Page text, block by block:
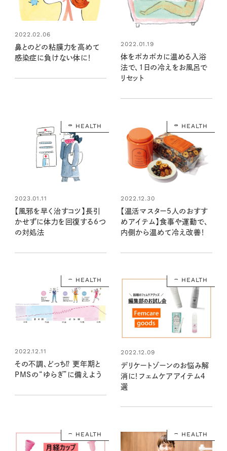
2022.02.06
鼻とのどの粘膜力を高めて
感染症に負けない体に！
2022.01.19
体をポカポカに温める入浴
法で、1日の冷えをお風呂で
リセット
HEALTH
2023.01.11
【風邪を早く治すコツ】長引
かせずに体力を回復する6つ
の対処法
HEALTH
2022.12.30
【温活マスター5人のおすす
めアイテム】食事や運動で、
内側から温めて冷え改善！
HEALTH
2022.12.11
その不調、どっち⁉ 更年期と
PMSの“ゆらぎ”に備えよう
HEALTH
2022.12.09
デリケートゾーンのお悩み解
消に！フェムケアアイテム４
選
HEALTH HEALTH